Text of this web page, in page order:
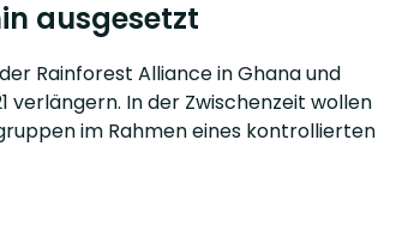
ausgesetzt
Rainforest Alliance in Ghana und
verlängern. In der Zwischenzeit wollen
im Rahmen eines kontrollierten